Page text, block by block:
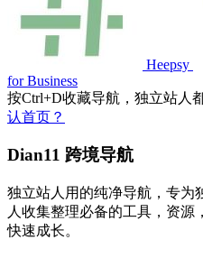
Heepsy
for Business
按Ctrl+D收藏导航，独立站人
认首页？
Dian11 跨境导航
独立站人用的纯净导航，专为
人收集整理必备的工具，资源
快速成长。